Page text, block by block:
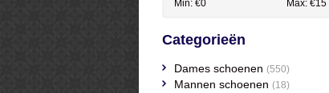
Min: €0 Max: €15
Categorieën
Dames schoenen (550)
Mannen schoenen (18)